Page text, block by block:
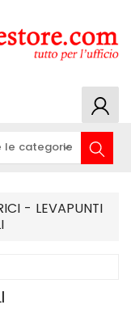
- LEVAPUNTI